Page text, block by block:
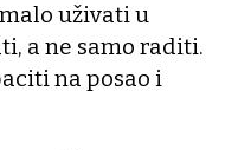
uživati u
a ne samo raditi.
na posao i